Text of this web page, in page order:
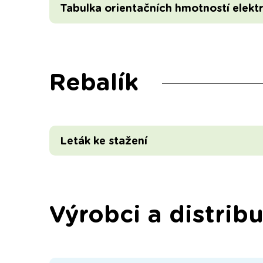
Tabulka orientačních hmotností
Rebalík
Leták ke stažení
Výrobci a